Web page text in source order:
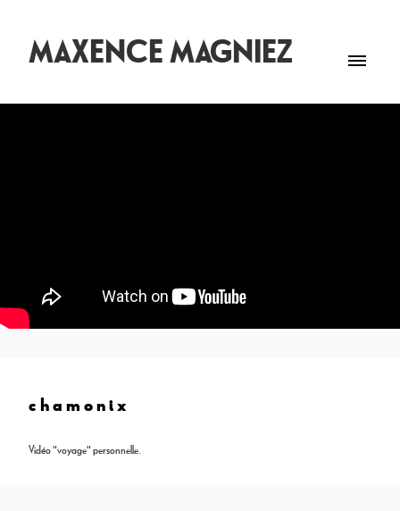
MAXENCE MAGNIEZ
c h a m o n i x
Vidéo "voyage" personnelle.